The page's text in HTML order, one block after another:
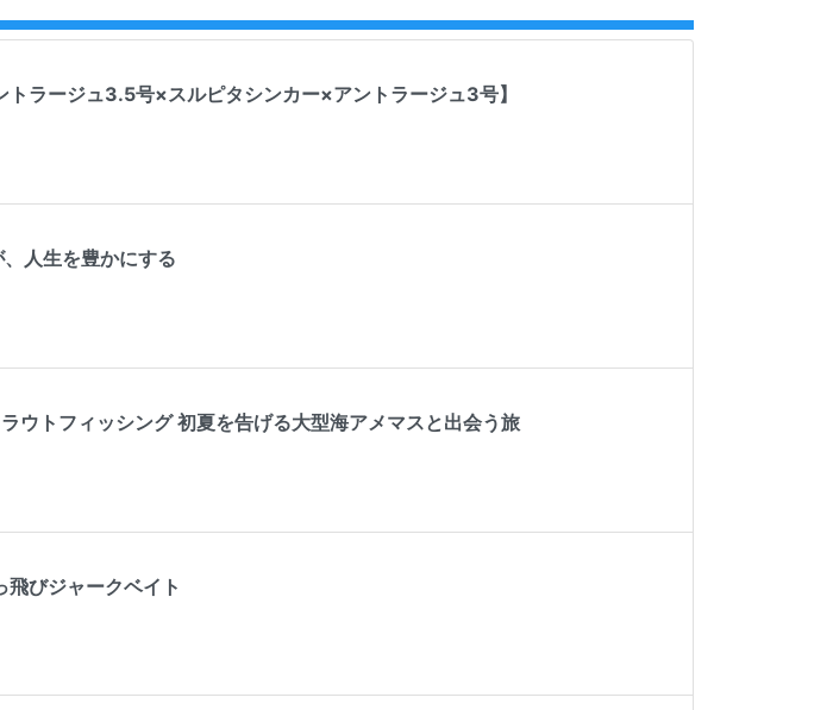
ラージュ3.5号×スルピタシンカー×アントラージュ3号】
人生を豊かにする
ウトフィッシング 初夏を告げる大型海アメマスと出会う旅
飛びジャークベイト